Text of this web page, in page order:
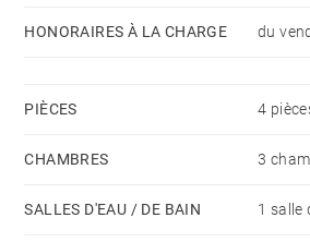
HONORAIRES À LA CHARGE du
PIÈCES 4
CHAMBRES 3
SALLES D'EAU / DE BAIN 1 salle